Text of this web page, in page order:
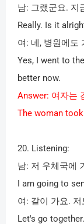
남: 그랬군요. 지
Really. Is it
여 : 네 , 병원에도
Yes, I went to
better now.
Answer: 여자는
The woman
20. Listening:
남: 저 우체국에
I am going to
여 : 같이 가요. 저
Let's go